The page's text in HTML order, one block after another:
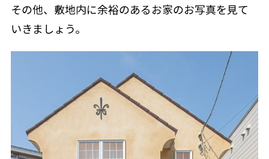
その他、敷地内に余裕のあるお家のお写真を見て
いきましょう。